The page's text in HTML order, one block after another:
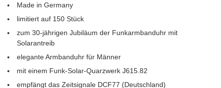
Made in Germany
limitiert auf 150 Stück
zum 30-jährigen Jubiläum der Funkarmbanduhr mit
Solarantreib
elegante Armbanduhr für Männer
mit einem Funk-Solar-Quarzwerk J615.82
empfängt das Zeitsignale DCF77 (Deutschland)